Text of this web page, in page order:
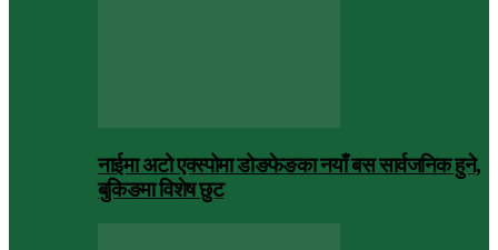
नाईमा अटो एक्स्पोमा डोङफेङका नयाँ बस सार्वजनिक हुने,
बुकिङमा विशेष छुट